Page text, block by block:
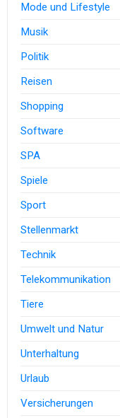
Mode und Lifestyle
Musik
Politik
Reisen
Shopping
Software
SPA
Spiele
Sport
Stellenmarkt
Technik
Telekommunikation
Tiere
Umwelt und Natur
Unterhaltung
Urlaub
Versicherungen